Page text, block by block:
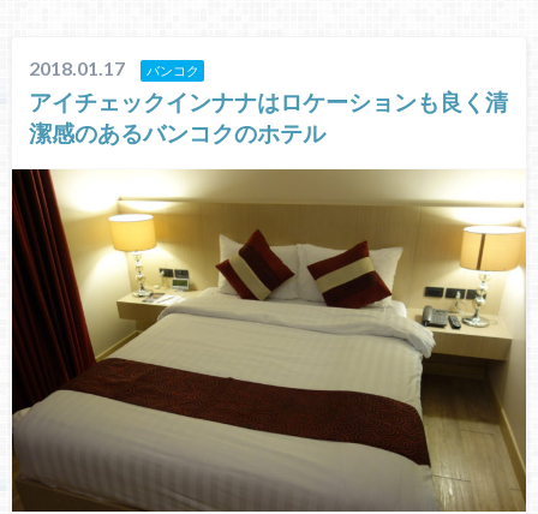
2018.01.17 バンコク
アイチェックインナナはロケーションも良く清
潔感のあるバンコクのホテル